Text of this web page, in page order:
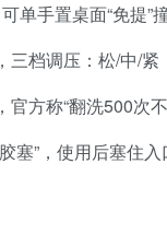
单手置桌面“免提”
档调压：松/中/紧
官方称“翻洗500次
塞”，使用后塞住